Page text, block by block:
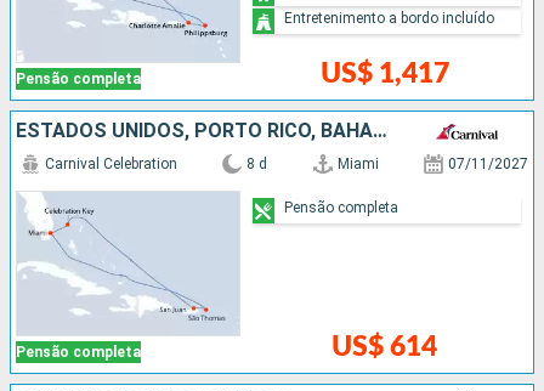
Pensão completa US$ 1,417
Entretenimento a bordo incluído
ESTADOS UNIDOS, PORTO RICO, BAHAMAS
Pensão completa
Carnival Celebration 8 d Miami 07/11/2027
US$ 614
Pensão completa